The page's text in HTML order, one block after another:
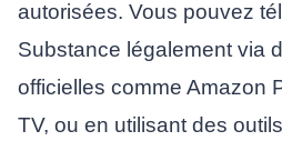
autorisées. Vous pouvez
Substance légalement via
officielles comme Amazon
TV, ou en utilisant des